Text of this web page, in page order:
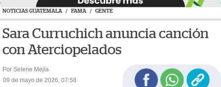
NOTICIAS GUATEMALA / FAMA / GENTE
Sara Curruchich anuncia canción
con Aterciopelados
Por Selene Mejía
09 de mayo de 2026, 07:58